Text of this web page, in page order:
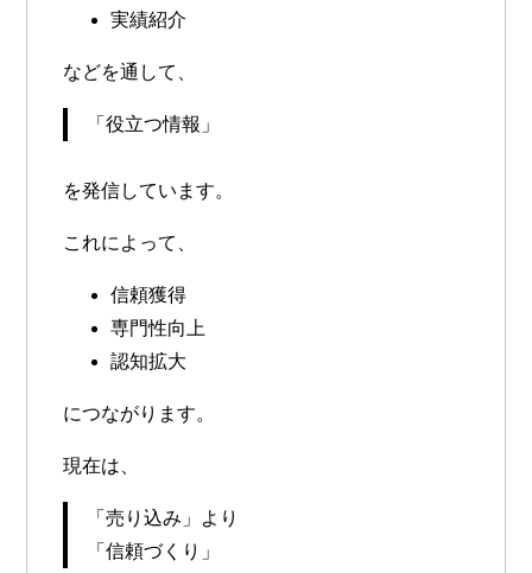
実績紹介
などを通して、
「役立つ情報」
を発信しています。
これによって、
信頼獲得
専門性向上
認知拡大
につながります。
現在は、
「売り込み」より
「信頼づくり」